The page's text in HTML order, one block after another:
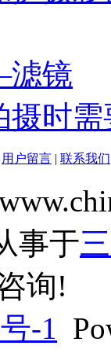
滤镜
摄时
用户留言 | 联系我们
事于
询!
-1